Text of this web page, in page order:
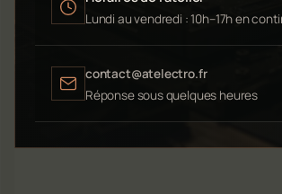
Lundi au vendredi : 10h–17h en
contact@atelectro.fr
Réponse sous quelques heures